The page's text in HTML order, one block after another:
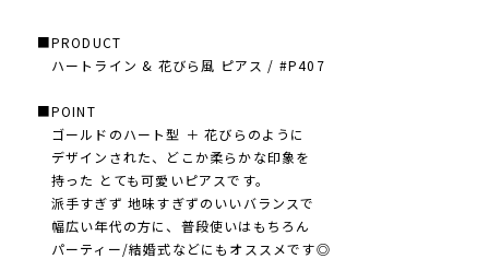
■PRODUCT
ハートライン & 花びら風 ピアス / #P407
■POINT
ゴールドのハート型 ＋ 花びらのように
デザインされた、どこか柔らかな印象を
持った とても可愛いピアスです。
派手すぎず 地味すぎずのいいバランスで
幅広い年代の方に、普段使いはもちろん
パーティー/結婚式などにもオススメです◎